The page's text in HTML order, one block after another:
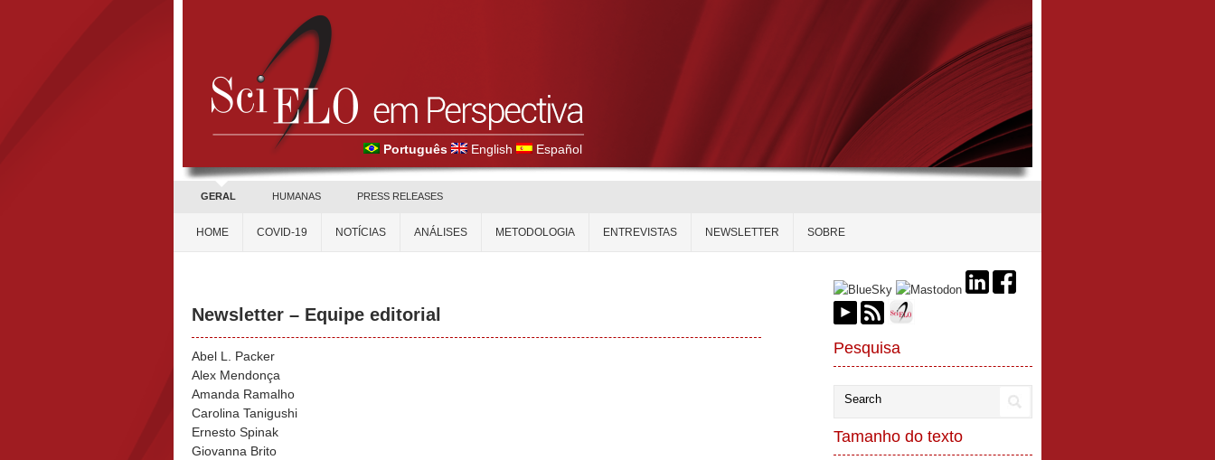
Português English Español
GERAL HUMANAS PRESS RELEASES
HOME COVID-19 NOTÍCIAS ANÁLISES METODOLOGIA ENTREVISTAS NEWSLETTER SOBRE
Newsletter – Equipe editorial
Abel L. Packer
Alex Mendonça
Amanda Ramalho
Carolina Tanigushi
Ernesto Spinak
Giovanna Brito
Pesquisa
Tamanho do texto